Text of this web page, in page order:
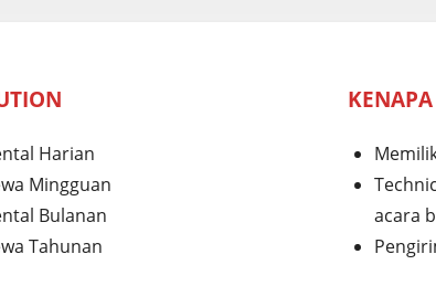
Harian
Mingguan
Bulanan
Tahunan
acara